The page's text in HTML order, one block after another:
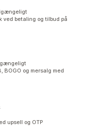
ved betaling og tilbud på
BOGO og mersalg med
upsell og OTP